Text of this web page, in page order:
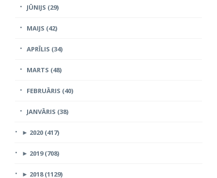
JŪNIJS (29)
MAIJS (42)
APRĪLIS (34)
MARTS (48)
FEBRUĀRIS (40)
JANVĀRIS (38)
► 2020 (417)
► 2019 (708)
► 2018 (1129)